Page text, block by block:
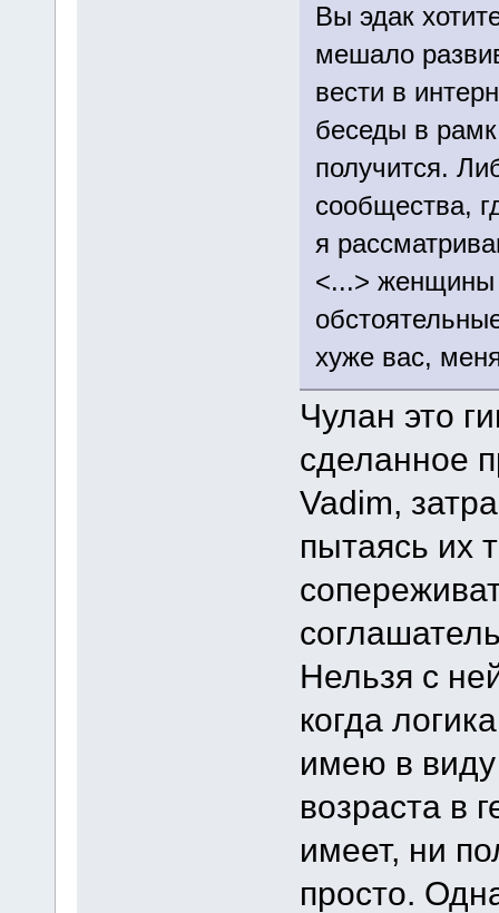
Вы эдак
мешало
вести в
беседы в
получится.
сообщества,
я
<...> женщины
хуже вас,
Чулан это
сделанное
Vadim,
пытаясь их
Нельзя с
когда
имею в
возраста в
имеет, ни
просто.